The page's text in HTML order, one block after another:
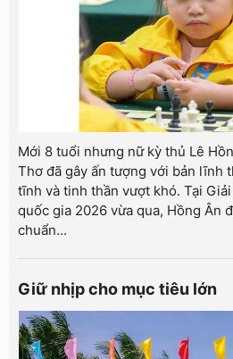
Mới 8 tuổi nhưng nữ kỳ thủ Lê
Thơ đã gây ấn tượng với bản lĩnh
tĩnh và tinh thần vượt khó. Tại
quốc gia 2026 vừa qua, Hồng Ân
chuẩn...
Giữ nhịp cho mục tiêu lớn